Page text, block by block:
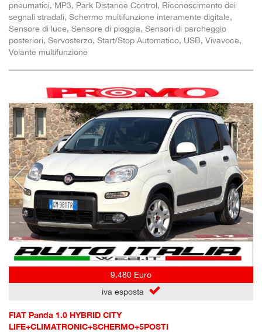
pneumatici, MP3, Park Distance Control, Riconoscimento dei
segnali stradali, Schermo multifunzione interamente digitale,
Sensore di luce, Sensore di pioggia, Sensori di parcheggio
posteriori, Servosterzo, Start/Stop Automatico, USB, Vivavoce,
Volante multifunzione
9.480 Euro
iva esposta
FIAT Panda 1.0 HYBRID CITY
LIFE+CLIMATRONIC+SCHERMO+5POSTI